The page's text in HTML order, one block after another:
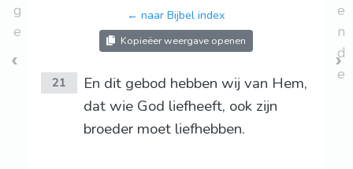
g
e
← naar Bijbel index
Kopieëer weergave openen
21
En dit gebod hebben wij van Hem,
dat wie God liefheeft, ook zijn
broeder moet liefhebben.
e
n
d
e